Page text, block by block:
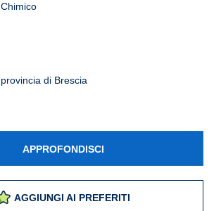
Chimico
provincia di Brescia
APPROFONDISCI
AGGIUNGI AI PREFERITI